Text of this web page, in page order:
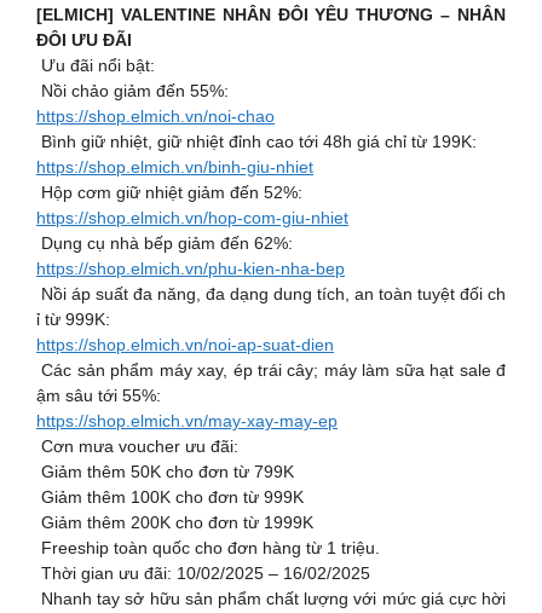
[ELMICH] VALENTINE NHÂN ĐÔI YÊU THƯƠNG – NHÂN
ĐÔI ƯU ĐÃI
Ưu đãi nổi bật:
Nồi chảo giảm đến 55%:
https://shop.elmich.vn/noi-chao
Bình giữ nhiệt, giữ nhiệt đỉnh cao tới 48h giá chỉ từ 199K:
https://shop.elmich.vn/binh-giu-nhiet
Hộp cơm giữ nhiệt giảm đến 52%:
https://shop.elmich.vn/hop-com-giu-nhiet
Dụng cụ nhà bếp giảm đến 62%:
https://shop.elmich.vn/phu-kien-nha-bep
Nồi áp suất đa năng, đa dạng dung tích, an toàn tuyệt đối ch
ỉ từ 999K:
https://shop.elmich.vn/noi-ap-suat-dien
Các sản phẩm máy xay, ép trái cây; máy làm sữa hạt sale đ
ậm sâu tới 55%:
https://shop.elmich.vn/may-xay-may-ep
Cơn mưa voucher ưu đãi:
Giảm thêm 50K cho đơn từ 799K
Giảm thêm 100K cho đơn từ 999K
Giảm thêm 200K cho đơn từ 1999K
Freeship toàn quốc cho đơn hàng từ 1 triệu.
Thời gian ưu đãi: 10/02/2025 – 16/02/2025
Nhanh tay sở hữu sản phẩm chất lượng với mức giá cực hời